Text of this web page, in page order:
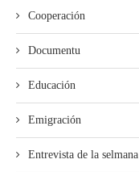
Cooperación
Documentu
Educación
Emigración
Entrevista de la selmana